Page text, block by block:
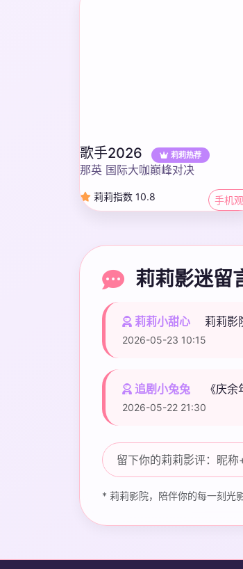
歌手2026 莉莉热荐
那英 国际大咖巅峰对决
莉莉指数 10.8 手机
莉莉影迷留
莉莉小甜心 莉莉影
2026-05-23 10:15
追剧小兔兔 《庆
2026-05-22 21:30
* 莉莉影院，陪伴你的每一刻光